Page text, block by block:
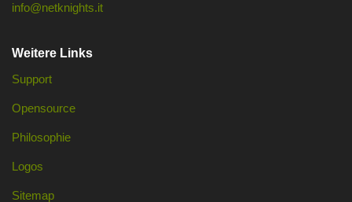
info@netknights.it
Weitere Links
Support
Opensource
Philosophie
Logos
Sitemap